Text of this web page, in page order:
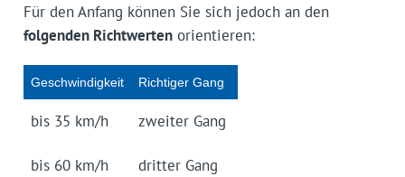
Für den Anfang können Sie sich jedoch an den
folgenden Richtwertenorientieren:
Geschwindigkeit Richtiger Gang
bis 35 km/h zweiter Gang
bis 60 km/h dritter Gang